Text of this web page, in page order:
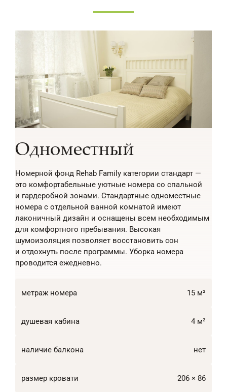
Одноместный
Номерной фонд Rehab Family категории стандарт —
это комфортабельные уютные номера со спальной
и гардеробной зонами. Стандартные одноместные
номера с отдельной ванной комнатой имеют
лаконичный дизайн и оснащены всем необходимым
для комфортного пребывания. Высокая
шумоизоляция позволяет восстановить сон
и отдохнуть после программы. Уборка номера
проводится ежедневно.
метраж номера 15 м²
душевая кабина 4 м²
наличие балкона нет
размер кровати 206 × 86